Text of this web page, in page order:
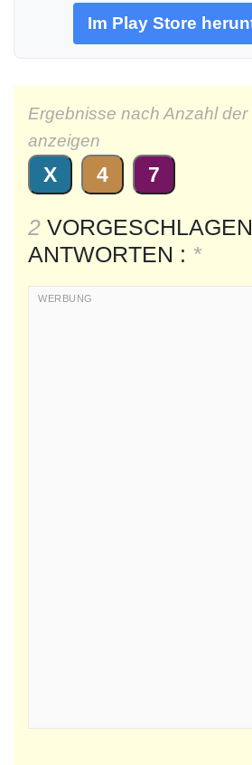
Im Play Store
Ergebnisse nach Anzahl
anzeigen
X 4 7
2
ANTWORTEN : *